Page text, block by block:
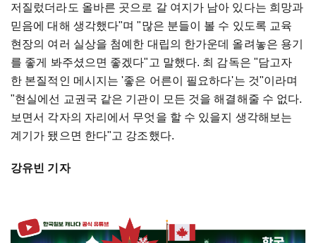
저질렀더라도 올바른 곳으로 갈 여지가 남아 있다는 희망과
믿음에 대해 생각했다"며 "많은 분들이 볼 수 있도록 교육
현장의 여러 실상을 첨예한 대립의 한가운데 올려놓은 용기
를 좋게 봐주셨으면 좋겠다"고 말했다. 최 감독은 "담고자
한 본질적인 메시지는 '좋은 어른이 필요하다'는 것"이라며
"현실에선 교권국 같은 기관이 모든 것을 해결해줄 수 없다.
보면서 각자의 자리에서 무엇을 할 수 있을지 생각해보는
계기가 됐으면 한다"고 강조했다.
강유빈 기자